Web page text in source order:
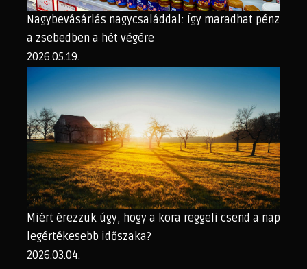
Nagybevásárlás nagycsaláddal: Így maradhat pénz
a zsebedben a hét végére
2026.05.19.
Miért érezzük úgy, hogy a kora reggeli csend a nap
legértékesebb időszaka?
2026.03.04.